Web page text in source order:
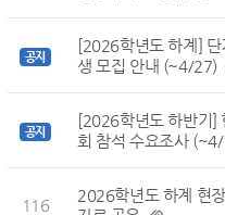
공지
[2026학년도 하계]
생 모집 안내 (~4/27)
공지
[2026학년도 하반기]
회 참석 수요조사 (~4/
116
2026학년도 하계 현